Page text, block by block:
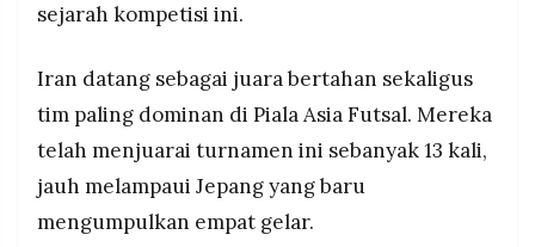
sejarah kompetisi ini.
Iran datang sebagai juara bertahan sekaligus
tim paling dominan di Piala Asia Futsal. Mereka
telah menjuarai turnamen ini sebanyak 13 kali,
jauh melampaui Jepang yang baru
mengumpulkan empat gelar.